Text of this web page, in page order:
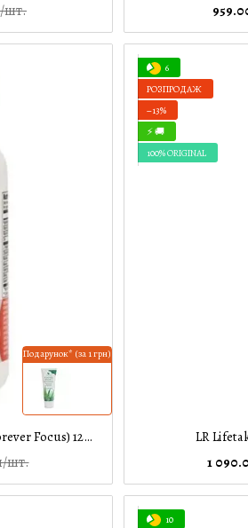
шт.
Подарунок* (за 1 грн)
Форевер Фокус Forever Living Products (Forever Focus) 120 капсул
шт.
6
РОЗПРОДАЖ
−13%
⚡ 🚚
100% ORIGINAL
LR
1
10